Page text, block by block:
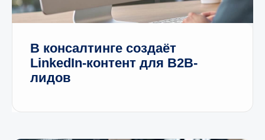
В консалтинге создаёт
LinkedIn-контент для B2B-
лидов